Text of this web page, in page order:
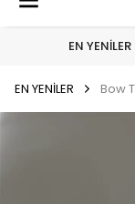
EN YENİLER
EN YENİLER Bow